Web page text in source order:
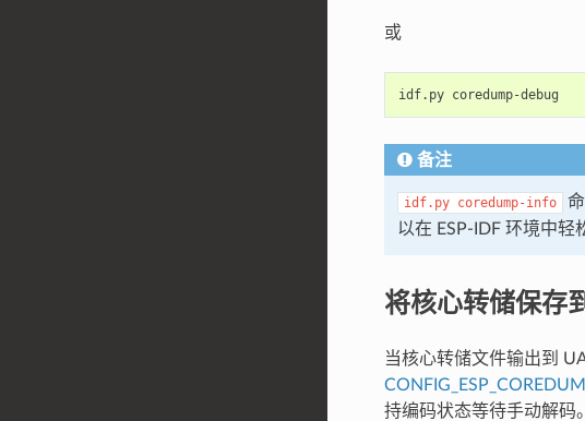
或
idf.py
备注
idf.py coredump-info
以在 ESP-IDF 环境中
将核心转储保存
当核心转储文件输出到
持编码状态等待手动解码。